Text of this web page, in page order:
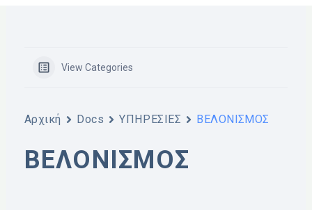
View Categories
Αρχική Docs YΠΗΡΕΣΙΕΣ ΒΕΛΟΝΙΣΜΟΣ
ΒΕΛΟΝΙΣΜΟΣ